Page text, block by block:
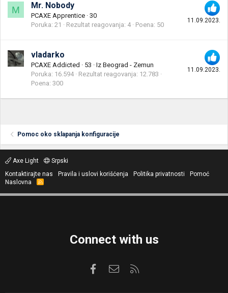
M
11.09.2023.
Mr. Nobody
PCAXE Apprentice · 30
Poruka 21 Rezultat reagovanja 4 Poena 50
11.09.2023.
vladarko
PCAXE Addicted · 53 · Iz Beograd - Zemun
Poruka 16.594 Rezultat reagovanja 12.783
Poena 300
Pomoc oko sklapanja konfiguracije
Axe Light
Srpski
Kontaktirajte nas
Pravila i uslovi korišćenja Politika privatnosti
Pomoć
Naslovna
R
S
Connect with us
FacebookKontaktirajte nas